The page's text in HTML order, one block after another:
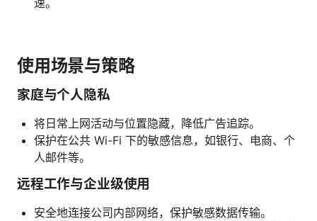
速。
使用场景与策略
家庭与个人隐私
将日常上网活动与位置隐藏，降低广告追踪。
保护在公共 Wi-Fi 下的敏感信息，如银行、电商、个
人邮件等。
远程工作与企业级使用
安全地连接公司内部网络，保护敏感数据传输。